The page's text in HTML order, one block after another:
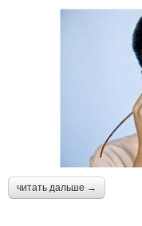
читать дальше →